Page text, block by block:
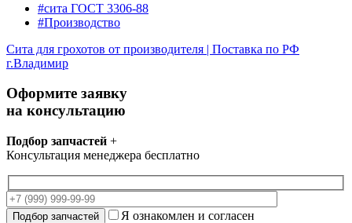
#сита ГОСТ 3306-88
#Производство
Сита для грохотов от производителя | Поставка по РФ
г.Владимир
Оформите заявку
на консультацию
Подбор запчастей +
Консультация менеджера бесплатно
Я ознакомлен и согласен